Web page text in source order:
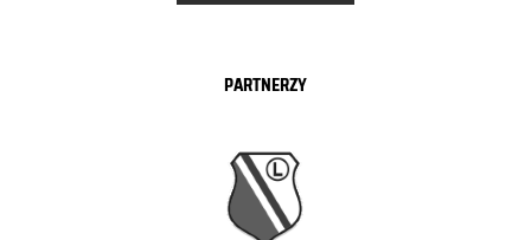
PARTNERZY